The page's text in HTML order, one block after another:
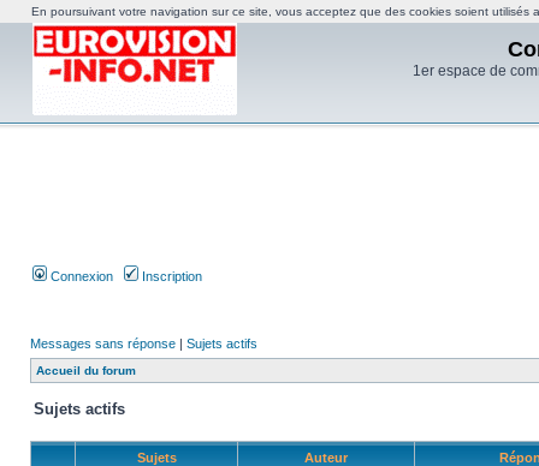
1er espace de
Connexion Inscription
Messages sans réponse | Sujets actifs
Accueil du forum
Sujets actifs
Sujets Auteur
En poursuivant votre navigation sur ce site, vous acceptez que des cookies soient